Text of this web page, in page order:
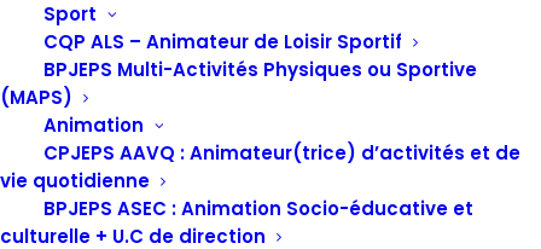
Sport
CQP ALS – Animateur de Loisir Sportif
BPJEPS Multi-Activités Physiques ou Sportive
(MAPS)
Animation
CPJEPS AAVQ : Animateur(trice) d’activités et de
vie quotidienne
BPJEPS ASEC : Animation Socio-éducative et
culturelle + U.C de direction